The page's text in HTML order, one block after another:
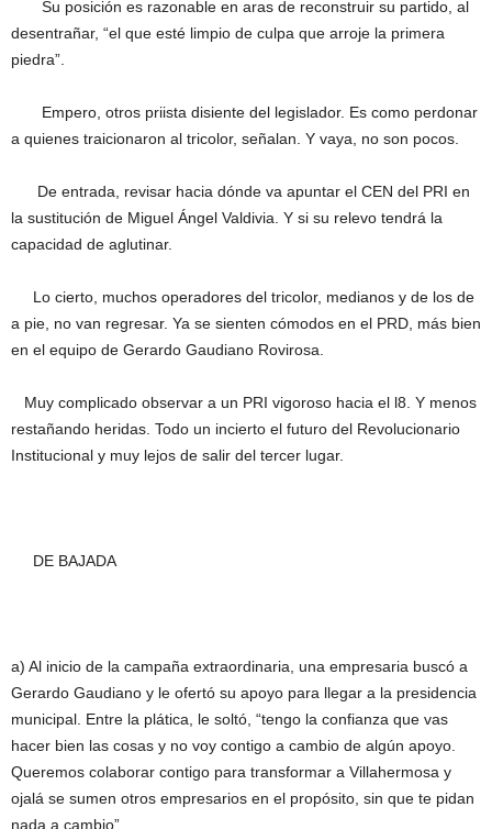
Su posición es razonable en aras de reconstruir su partido, al
desentrañar, “el que esté limpio de culpa que arroje la primera
piedra”.
Empero, otros priista disiente del legislador. Es como perdonar
a quienes traicionaron al tricolor, señalan. Y vaya, no son pocos.
De entrada, revisar hacia dónde va apuntar el CEN del PRI en
la sustitución de Miguel Ángel Valdivia. Y si su relevo tendrá la
capacidad de aglutinar.
Lo cierto, muchos operadores del tricolor, medianos y de los de
a pie, no van regresar. Ya se sienten cómodos en el PRD, más bien
en el equipo de Gerardo Gaudiano Rovirosa.
Muy complicado observar a un PRI vigoroso hacia el l8. Y menos
restañando heridas. Todo un incierto el futuro del Revolucionario
Institucional y muy lejos de salir del tercer lugar.
DE BAJADA
a) Al inicio de la campaña extraordinaria, una empresaria buscó a
Gerardo Gaudiano y le ofertó su apoyo para llegar a la presidencia
municipal. Entre la plática, le soltó, “tengo la confianza que vas
hacer bien las cosas y no voy contigo a cambio de algún apoyo.
Queremos colaborar contigo para transformar a Villahermosa y
ojalá se sumen otros empresarios en el propósito, sin que te pidan
nada a cambio”.